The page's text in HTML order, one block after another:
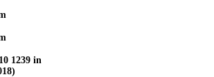
1239 in